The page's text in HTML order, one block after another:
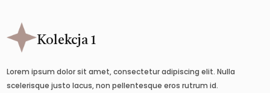
Kolekcja 1
Lorem ipsum dolor sit amet, consectetur adipiscing elit. Nulla
scelerisque justo lacus, non pellentesque eros rutrum id.